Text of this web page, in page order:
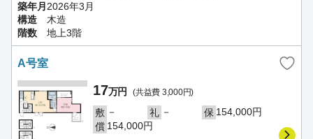
築年月 2026年3月
構造
木造
階数
地上3階
A号室
17万円 (共益費 3,000円)
敷 － 礼 － 保 154,000円
償 154,000円